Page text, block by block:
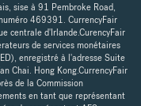
sise à 91 Pembroke Road,
469391. CurrencyFair
centrale d'Irlande.CurencyFair
de services monétaires
enregistré à l'adresse Suite
Chai. Hong Kong.CurrencyFair
de la Commission
en tant que représentant